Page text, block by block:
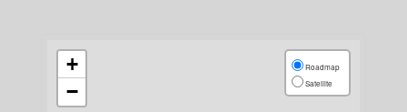
+
−
Roadmap
Satellite